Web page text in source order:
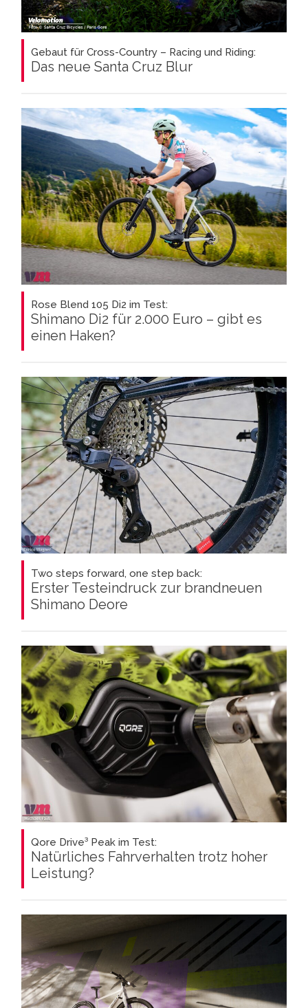
Gebaut für Cross-Country – Racing und Riding:
Das neue Santa Cruz Blur
Rose Blend 105 Di2 im Test:
Shimano Di2 für 2.000 Euro – gibt es
einen Haken?
Two steps forward, one step back:
Erster Testeindruck zur brandneuen
Shimano Deore
Qore Drive³ Peak im Test:
Natürliches Fahrverhalten trotz hoher
Leistung?